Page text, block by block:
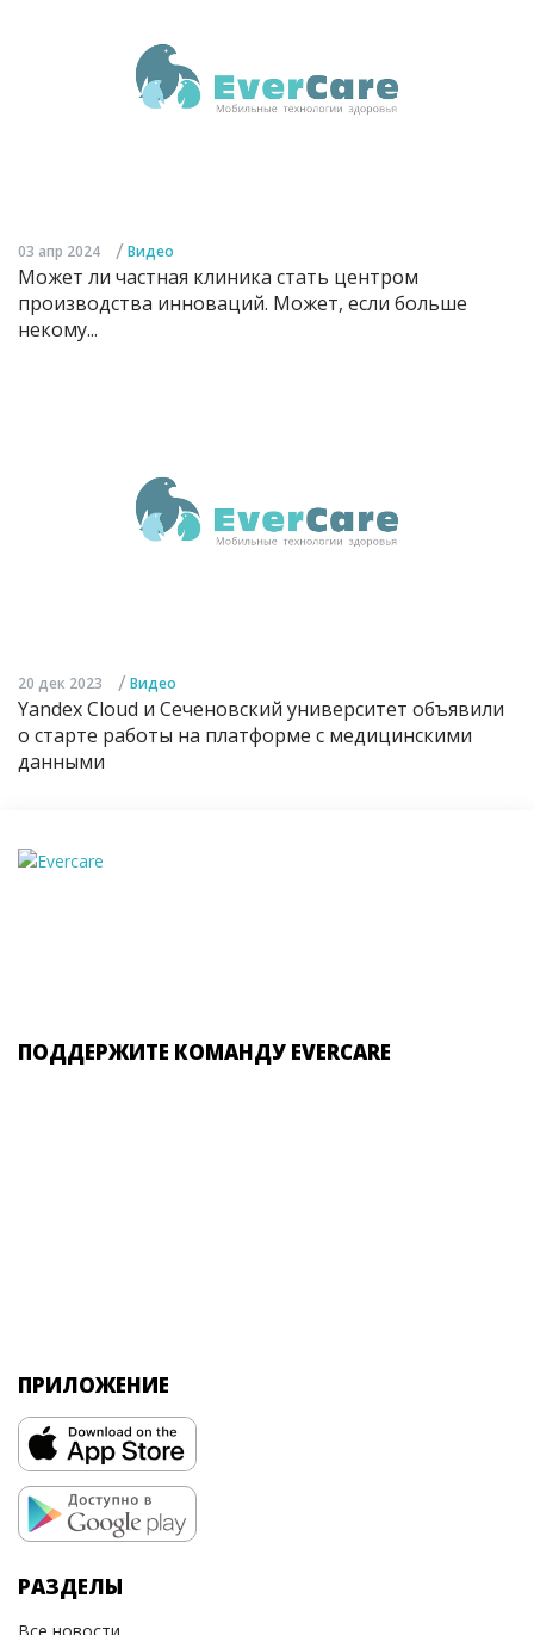
03 апр 2024 / Видео
Может ли частная клиника стать центром
производства инноваций. Может, если больше
некому...
20 дек 2023 / Видео
Yandex Cloud и Сеченовский университет объявили
о старте работы на платформе с медицинскими
данными
ПОДДЕРЖИТЕ КОМАНДУ EVERCARE
ПРИЛОЖЕНИЕ
РАЗДЕЛЫ